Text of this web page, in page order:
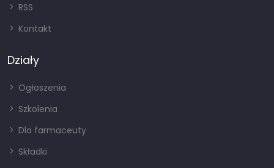
RSS
Kontakt
Działy
Ogłoszenia
Szkolenia
Dla farmaceuty
Składki